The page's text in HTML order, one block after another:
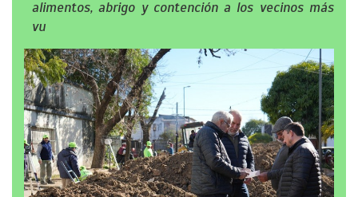
alimentos, abrigo y contención a los vecinos más
vu